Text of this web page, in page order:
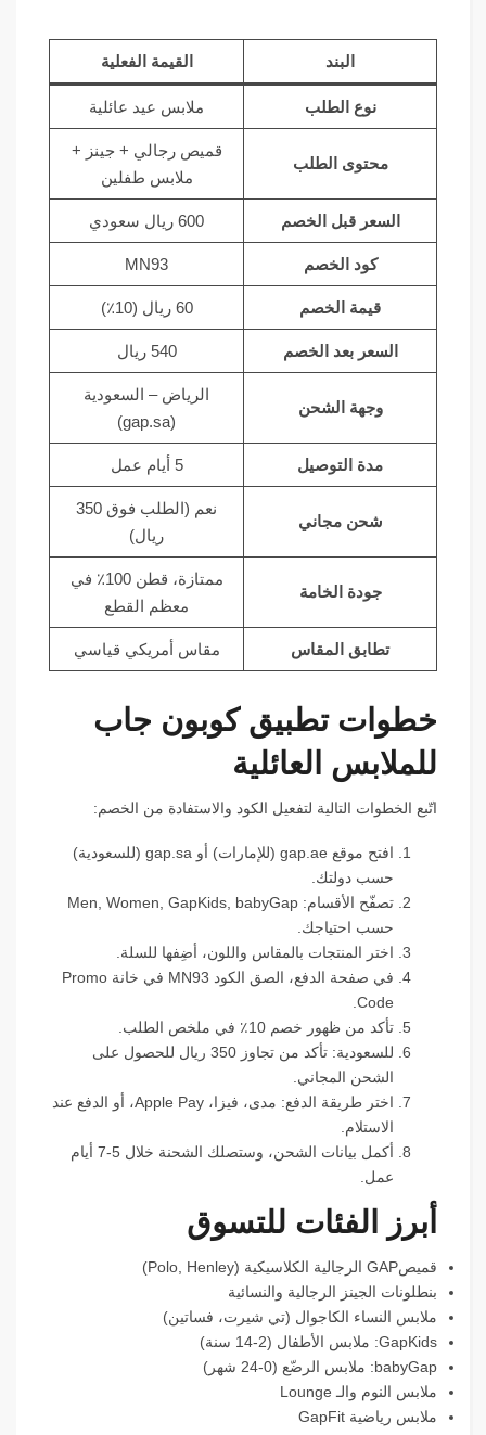
البند القيمة الفعلية
نوع الطلب ملابس عيد عائلية
محتوى الطلب
قميص رجالي + جينز +
ملابس طفلين
السعر قبل الخصم 600 ريال سعودي
كود الخصم MN93
قيمة الخصم 60 ريال (10٪)
السعر بعد الخصم 540 ريال
وجهة الشحن
الرياض – السعودية
مدة التوصيل 5 أيام عمل
شحن مجاني
نعم (الطلب فوق 350
ريال)
جودة الخامة
ممتازة، قطن 100٪ في
معظم القطع
تطابق المقاس مقاس أمريكي قياسي
خطوات تطبيق كوبون جاب
للملابس العائلية
اتّبع الخطوات التالية لتفعيل الكود والاستفادة من الخصم:
افتح موقع gap.ae (للإمارات) أو gap.sa (للسعودية)
حسب دولتك.
تصفّح الأقسام: Men, Women, GapKids, babyGap
حسب احتياجك.
اختر المنتجات بالمقاس واللون، أضِفها للسلة.
في صفحة الدفع، الصق الكود MN93 في خانة Promo
Code.
تأكد من ظهور خصم 10٪ في ملخص الطلب.
للسعودية: تأكد من تجاوز 350 ريال للحصول على
الشحن المجاني.
اختر طريقة الدفع: مدى، فيزا، Apple Pay، أو الدفع عند
الاستلام.
أكمل بيانات الشحن، وستصلك الشحنة خلال 5-7 أيام
عمل.
أبرز الفئات للتسوق
قميصGAP الرجالية الكلاسيكية (Polo, Henley)
بنطلونات الجينز الرجالية والنسائية
ملابس النساء الكاجوال (تي شيرت، فساتين)
GapKids: ملابس الأطفال (2-14 سنة)
babyGap: ملابس الرضّع (0-24 شهر)
ملابس النوم والـ Lounge
ملابس رياضية GapFit